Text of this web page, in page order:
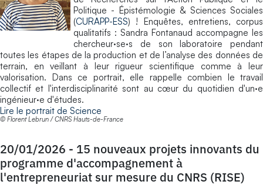
Politique - Épistémologie & Sciences Sociales
(CURAPP-ESS) ! Enquêtes, entretiens, corpus
qualitatifs : Sandra Fontanaud accompagne les
chercheur·se·s de son laboratoire pendant
toutes les étapes de la production et de l’analyse des données de
terrain, en veillant à leur rigueur scientifique comme à leur
valorisation. Dans ce portrait, elle rappelle combien le travail
collectif et l'interdisciplinarité sont au cœur du quotidien d'un·e
ingénieur·e d'études.
Lire le portrait de Science
© Florent Lebrun / CNRS Hauts-de-France
20/01/2026 - 15 nouveaux projets innovants du
programme d'accompagnement à
l'entrepreneuriat sur mesure du CNRS (RISE)